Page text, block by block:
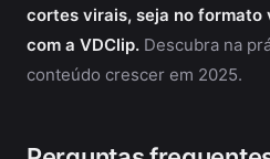
cortes virais, seja no formato
com a VDClip. Descubra na
conteúdo crescer em 2025.